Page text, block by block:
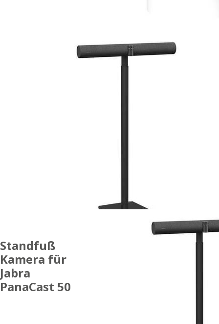
Standfuß
Kamera für
Jabra
PanaCast 50